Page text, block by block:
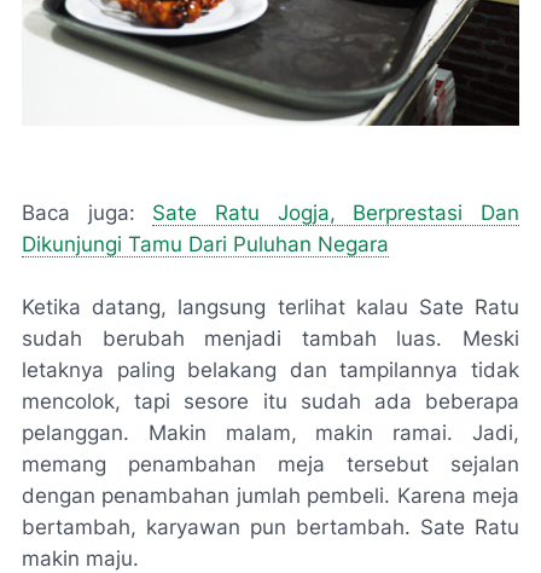
Baca juga: Sate Ratu Jogja, Berprestasi Dan
Dikunjungi Tamu Dari Puluhan Negara
Ketika datang, langsung terlihat kalau Sate Ratu
sudah berubah menjadi tambah luas. Meski
letaknya paling belakang dan tampilannya tidak
mencolok, tapi sesore itu sudah ada beberapa
pelanggan. Makin malam, makin ramai. Jadi,
memang penambahan meja tersebut sejalan
dengan penambahan jumlah pembeli. Karena meja
bertambah, karyawan pun bertambah. Sate Ratu
makin maju.